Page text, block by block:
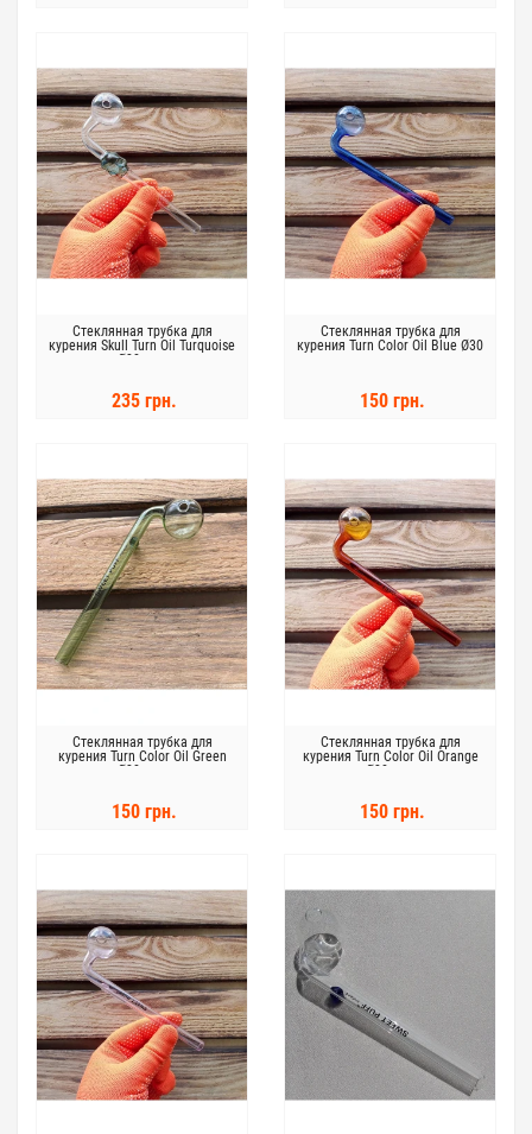
Стеклянная трубка для
курения Skull Turn Oil Turquoise
Ø30 мм.
235 грн.
Стеклянная трубка для
курения Turn Color Oil Blue Ø30
150 грн.
Стеклянная трубка для
курения Turn Color Oil Green
Ø30 мм.
150 грн.
Стеклянная трубка для
курения Turn Color Oil Orange
Ø30 мм.
150 грн.